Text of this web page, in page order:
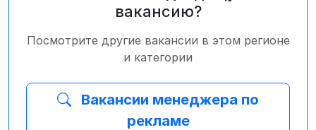
вакансию?
Посмотрите другие вакансии в этом регионе
и категории
Вакансии менеджера по
рекламе